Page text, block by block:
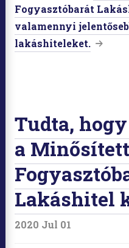
Fogyasztóbarát
valamennyi
lakáshiteleket.
Tudta,
a Minősített
Lakáshitel
2020 Jul 01